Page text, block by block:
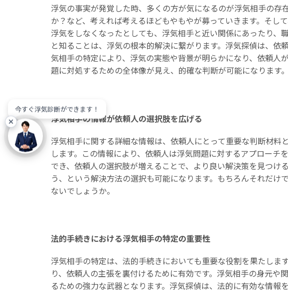
浮気の事実が発覚した時、多くの方が気になるのが浮気相手の
か？など、考えれば考えるほどもやもやが募っていきます。そ
浮気をしなくなったとしても、浮気相手と近い関係にあったり
と知ることは、浮気の根本的解決に繋がります。浮気探偵は、
気相手の特定により、浮気の実態や背景が明らかになり、依頼
題に対処するための全体像が見え、的確な判断が可能になります。
浮気相手の情報が依頼人の選択肢を広げる
浮気相手に関する詳細な情報は、依頼人にとって重要な判断材
します。この情報により、依頼人は浮気問題に対するアプロー
でき、依頼人の選択肢が増えることで、より良い解決策を見つ
う、という解決方法の選択も可能になります。もちろんそれだ
ないでしょうか。
法的手続きにおける浮気相手の特定の重要性
浮気相手の特定は、法的手続きにおいても重要な役割を果たし
り、依頼人の主張を裏付けるために有効です。浮気相手の身元
るための強力な武器となります。浮気探偵は、法的に有効な情報
今すぐ浮気診断ができます！